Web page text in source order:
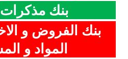
بنك مذكرات
بنك الفروض و
المواد و